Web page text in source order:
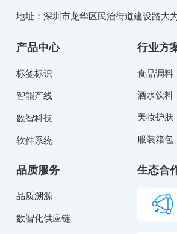
地址：深圳市龙华区民治街道建设路大
产品中心
标签标识
智能产线
数智科技
软件系统
行业方
食品调料
酒水饮料
美妆护肤
服装箱包
品质服务
品质溯源
数智化供应链
生态合